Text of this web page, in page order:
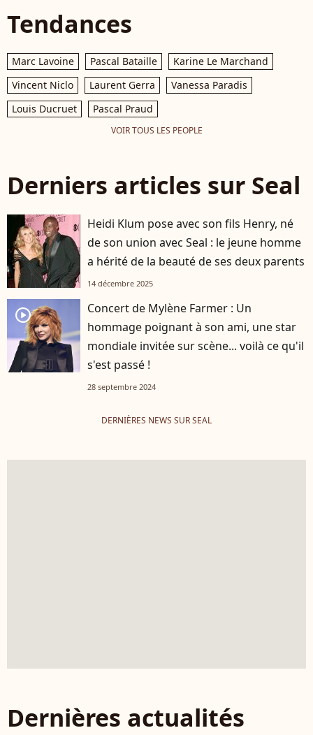
Tendances
Marc Lavoine Pascal Bataille
Karine Le Marchand
Vincent Niclo
Laurent Gerra
Vanessa Paradis
Louis Ducruet
Pascal Praud
VOIR TOUS LES PEOPLE
Derniers articles sur Seal
Heidi Klum pose avec son fils Henry, né
de son union avec Seal : le jeune homme
a hérité de la beauté de ses deux parents
14 décembre 2025
player2
Concert de Mylène Farmer : Un
hommage poignant à son ami, une star
mondiale invitée sur scène... voilà ce qu'il
s'est passé !
28 septembre 2024
DERNIÈRES NEWS SUR SEAL
Dernières actualités